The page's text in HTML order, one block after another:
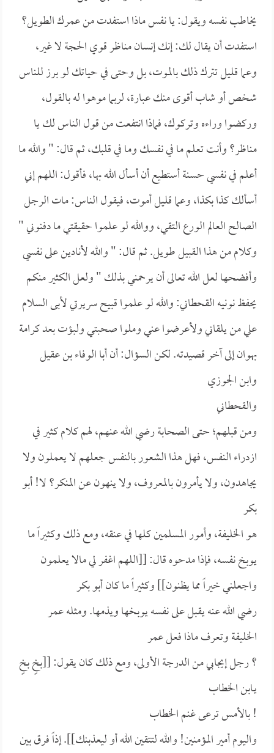
يخاطب نفسه ويقول: يا نفس ماذا استفدت من عمرك الطويل؟
استفدت أن يقال لك: إنك إنسان مناظر قوي الحجة لا غير،
وعما قليل تترك ذلك بالموت، بل وحتى في حياتك لو برز للناس
شخص أو شاب أقوى منك عبارة، لربما موهوا له بالقول،
وركضوا وراءه وتركوك، فماذا انتفعت من قول الناس لك يا
مناظر؟ وأنت تعلم ما في نفسك وما في قلبك، ثم قال: " والله ما
أعلم في نفسي حسنة أستطيع أن أسأل الله بها، فأقول: اللهم إني
أسألك كذا بكذا، وعما قليل أموت، فيقول الناس: مات الرجل
الصالح العالم الورع التقي، ووالله لو علموا حقيقتي ما دفنوني "
وكلام من هذا القبيل طويل. ثم قال: " والله لأنادين على نفسي
وأفضحها لعل الله تعالى أن يرحمني بذلك " ولعل الكثير منكم
يحفظنونيه القحطاني:والله لو علموا قبيح سريرتي لأبى السلام
علي من يلقانيولأعرضوا عني وملوا صحبتي ولبؤت بعد كرامة
بهوان إلى آخر قصيدته. لكن السؤال: أنأبا الوفاء بن عقيل
وابن الجوزي
والقحطاني
ومن قبلهم؛ حتى الصحابة رضي الله عنهم، لهم كلام كثير في
ازدراء النفس، فهل هذا الشعور بالنفس جعلهم لا يعملون ولا
يجاهدون، ولا يأمرون بالمعروف، ولا ينهون عن المنكر؟ لا!أبو
بكر
هو الخليفة، وأمور المسلمين كلها في عنقه، ومع ذلك وكثيراً ما
يوبخ نفسه، فإذا مدحوه قال: [[اللهم اغفر لي مالا يعلمون
واجعلني خيراً مما يظنون]] وكثيراً ما كانأبو بكر
رضي الله عنه يقبل على نفسه يوبخها ويذمها. ومثلهعمر
الخليفة وتعرف ماذا فعلعمر
؟ رجل إيجابي من الدرجة الأولى، ومع ذلك كان يقول: [[بخٍ بخٍ
يـابن الخطاب
! بالأمس ترعى غنمالخطاب
واليوم أمير المؤمنين! والله لتتقين الله أو ليعذبنك]]. إذاً فرق بين